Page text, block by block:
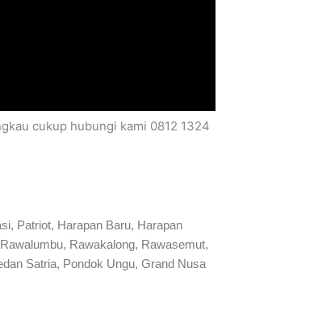
cukup hubungi kami 0812 1324
Patriot, Harapan Baru, Harapan
Rawakalong, Rawasemut,
Satria, Pondok Ungu, Grand Nusa